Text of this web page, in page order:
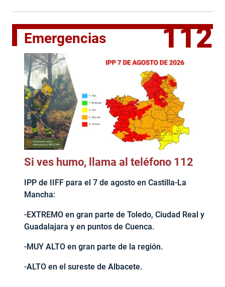
Emergencias 112
Si ves humo, llama al teléfono 112
IPP de IIFF para el 7 de agosto en Castilla-La
Mancha:
-EXTREMO en gran parte de Toledo, Ciudad Real y
Guadalajara y en puntos de Cuenca.
-MUY ALTO en gran parte de la región.
-ALTO en el sureste de Albacete.